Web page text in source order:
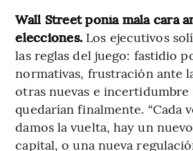
Wall Street ponía mala cara
elecciones. Los ejecutivos
las reglas del juego: fastidio
normativas, frustración ante
otras nuevas e incertidumbre
quedarían finalmente. “Cada
damos la vuelta, hay un
capital, o una nueva